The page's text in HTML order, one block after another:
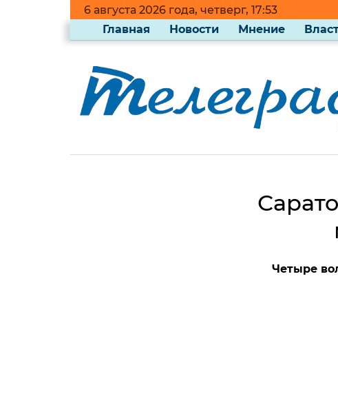
6 августа 2026 года, четверг, 17:53
Главная
Новости Мнение
Четыре